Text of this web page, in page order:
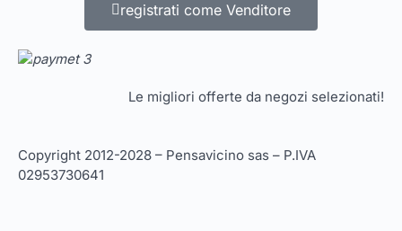
registrati come Venditore
Copyright 2012-2028 – Pensavicino sas – P.IVA
02953730641
Le migliori offerte da negozi selezionati!